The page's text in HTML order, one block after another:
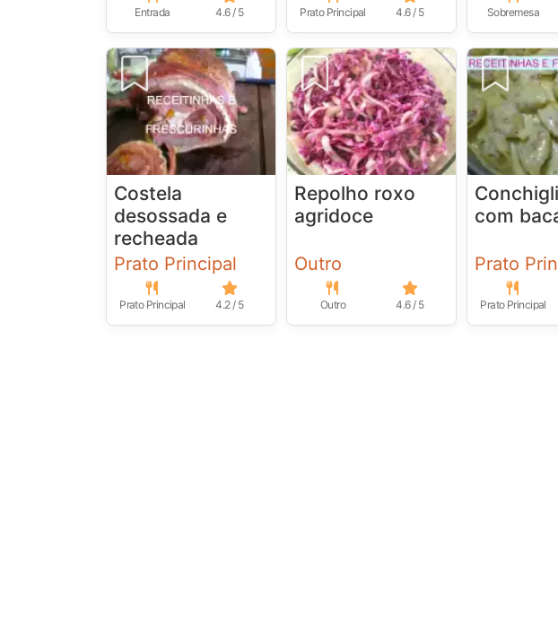
Entrada 4.6 / 5 Prato Principal 4.6 / 5 Sobremesa
Costela
desossada e
recheada
Prato Principal
Prato Principal 4.2 / 5
Repolho roxo
agridoce
Outro
Outro 4.6 / 5
com
Prato
Prato Principal